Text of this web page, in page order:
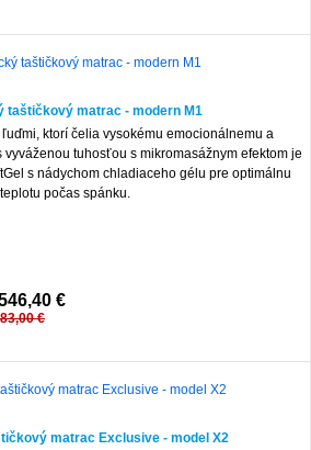
taštičkový matrac - modern M1
ktorí čelia vysokému emocionálnemu a
vyváženou tuhosťou s mikromasážnym efektom je
s nádychom chladiaceho gélu pre optimálnu
teplotu počas spánku.
€
€
matrac Exclusive - model X2